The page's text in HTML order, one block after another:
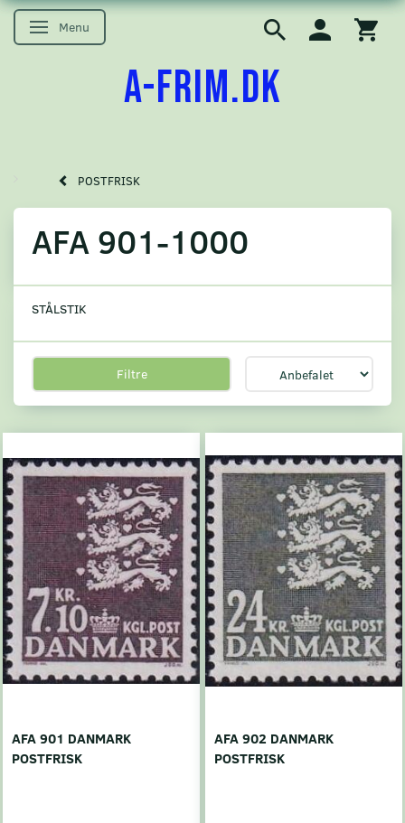
Skifte navigation
Menu
A-FRIM.DK
POSTFRISK
AFA 901-1000
STÅLSTIK
Filtre
AFA 901 DANMARK
POSTFRISK
AFA 902 DANMARK
POSTFRISK